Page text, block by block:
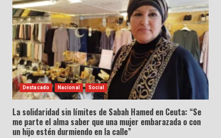
Destacado Nacional Social
La solidaridad sin límites de Sabah Hamed en Ceuta: “Se
me parte el alma saber que una mujer embarazada o con
un hijo estén durmiendo en la calle”